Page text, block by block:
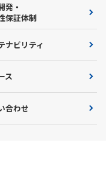
発・
保証体制
ナビリティ
ス
合わせ